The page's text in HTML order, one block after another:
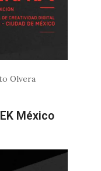
Olvera
México